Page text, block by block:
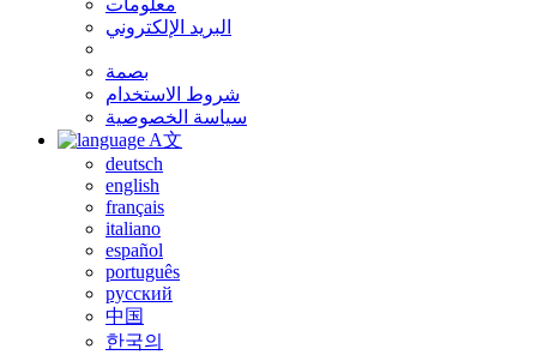
معلومات
البريد الإلكتروني
بصمة
شروط الاستخدام
سياسة الخصوصية
A文
deutsch
english
français
italiano
español
português
русский
中国
한국의